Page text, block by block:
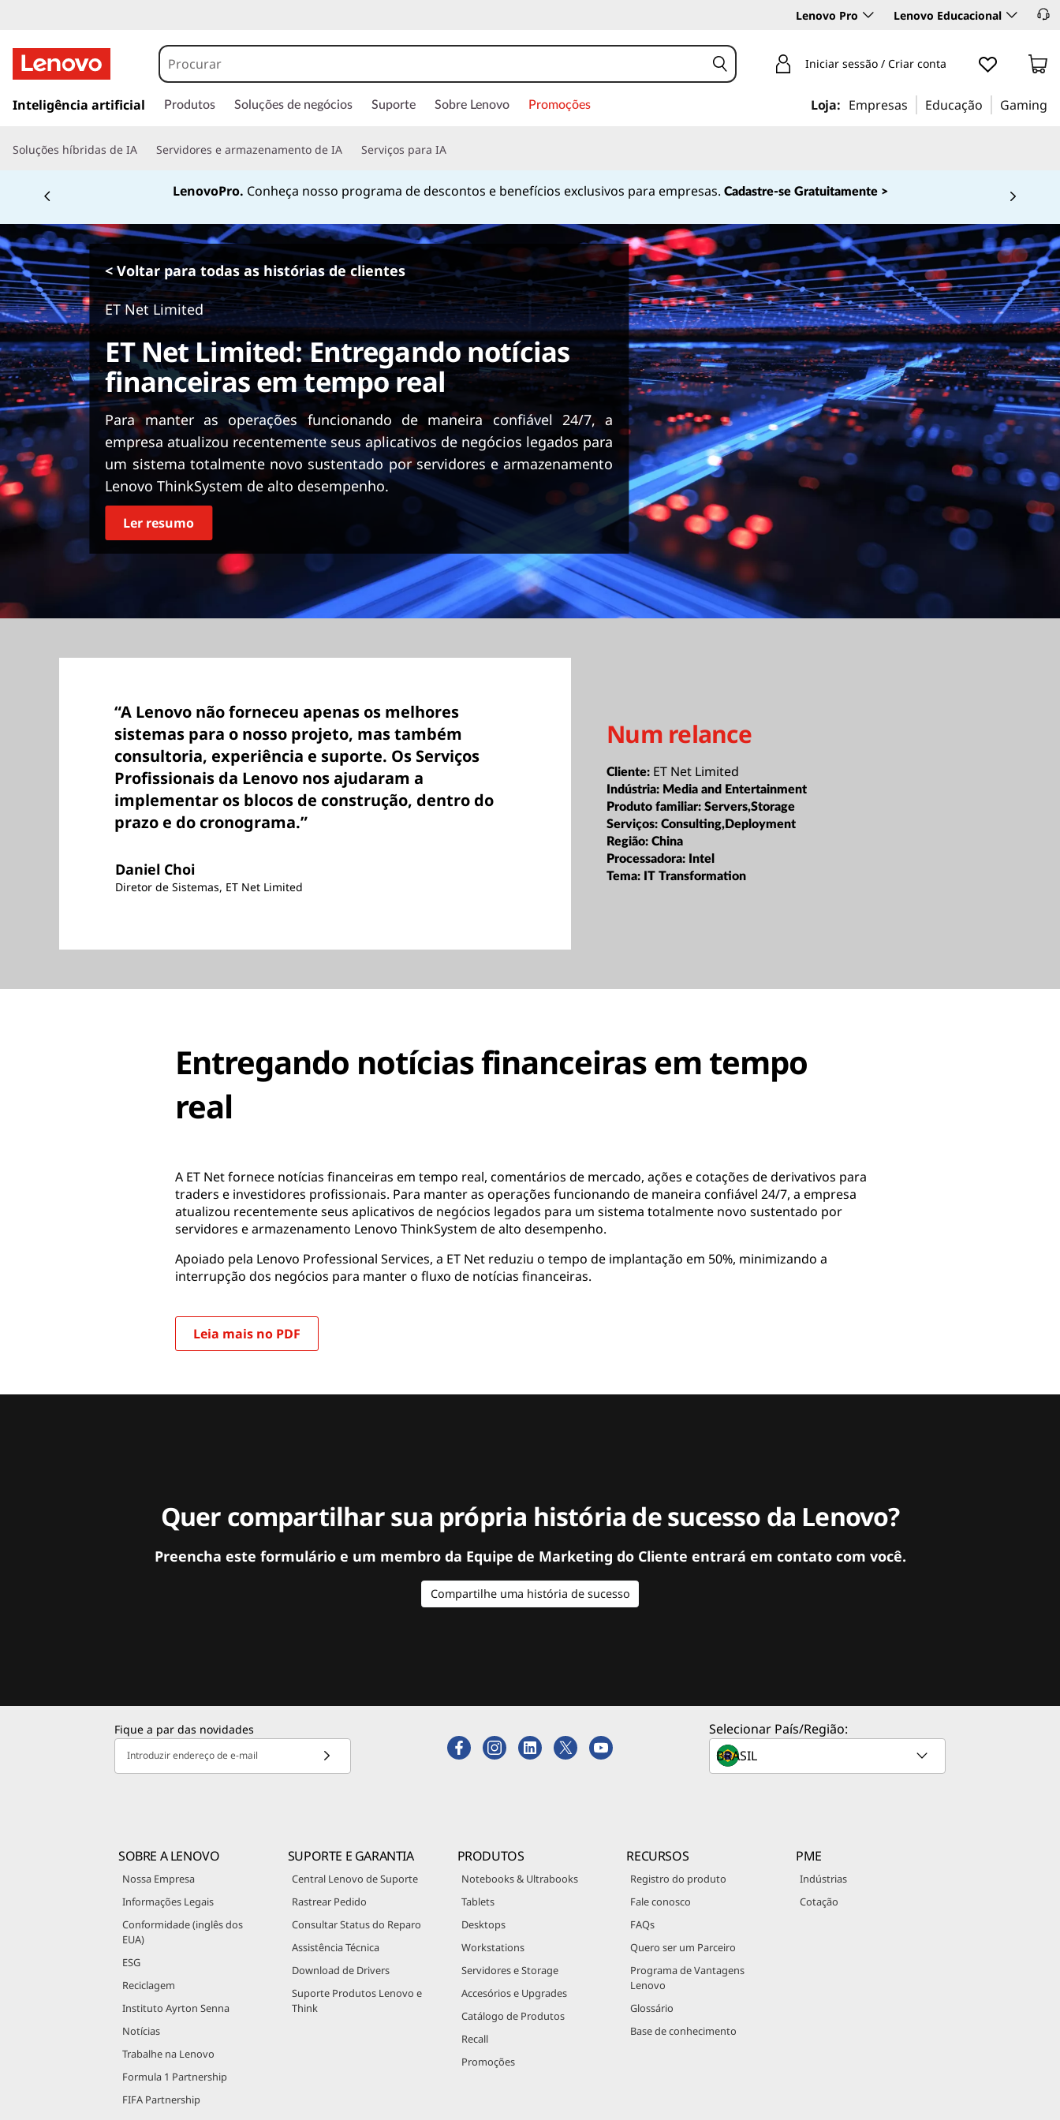
Lenovo Pro Lenovo Educacional
a
a
r
a
o
c
o
n
t
e
ú
d
o
p
r
c
i
p
Iniciar sessão / Criar conta
Inteligência artificial Produtos Soluções de negócios Suporte Sobre Lenovo Promoções Loja: Empresas Educação Gaming
Soluções híbridas de IA Servidores e armazenamento de IA Serviços para IA
LenovoPro. Conheça nosso programa de descontos e benefícios exclusivos para empresas. Cadastre-se Gratuitamente >
< Voltar para todas as histórias de clientes
ET Net Limited
ET Net Limited: Entregando notícias
financeiras em tempo real
Para manter as operações funcionando de maneira confiável 24/7, a
empresa atualizou recentemente seus aplicativos de negócios legados para
um sistema totalmente novo sustentado por servidores e armazenamento
Lenovo ThinkSystem de alto desempenho.
Ler resumo
“A Lenovo não forneceu apenas os melhores
sistemas para o nosso projeto, mas também
consultoria, experiência e suporte. Os Serviços
Profissionais da Lenovo nos ajudaram a
implementar os blocos de construção, dentro do
prazo e do cronograma.”
Daniel Choi
Diretor de Sistemas, ET Net Limited
Num relance
Cliente: ET Net Limited
Indústria: Media and Entertainment
Produto familiar:Servers,Storage
Serviços:Consulting,Deployment
Região:China
Processadora: Intel
Tema: IT Transformation
Entregando notícias financeiras em tempo
real
A ET Net fornece notícias financeiras em tempo real, comentários de mercado, ações e cotações de derivativos para
traders e investidores profissionais. Para manter as operações funcionando de maneira confiável 24/7, a empresa
atualizou recentemente seus aplicativos de negócios legados para um sistema totalmente novo sustentado por
servidores e armazenamento Lenovo ThinkSystem de alto desempenho.
Apoiado pela Lenovo Professional Services, a ET Net reduziu o tempo de implantação em 50%, minimizando a
interrupção dos negócios para manter o fluxo de notícias financeiras.
Leia mais no PDF
Quer compartilhar sua própria história de sucesso da Lenovo?
Preencha este formulário e um membro da Equipe de Marketing do Cliente entrará em contato com você.
Compartilhe uma história de sucesso
Fique a par das novidades
Introduzir endereço de e-mail
Selecionar País/Região:
SOBRE A LENOVO
Nossa Empresa
Informações Legais
Conformidade (inglês dos
EUA)
ESG
Reciclagem
Instituto Ayrton Senna
Notícias
Trabalhe na Lenovo
Formula 1 Partnership
FIFA Partnership
SUPORTE E GARANTIA
Central Lenovo de Suporte
Rastrear Pedido
Consultar Status do Reparo
Assistência Técnica
Download de Drivers
Suporte Produtos Lenovo e
Think
PRODUTOS
Notebooks & Ultrabooks
Tablets
Desktops
Workstations
Servidores e Storage
Accesórios e Upgrades
Catálogo de Produtos
Recall
Promoções
RECURSOS
Registro do produto
Fale conosco
FAQs
Quero ser um Parceiro
Programa de Vantagens
Lenovo
Glossário
Base de conhecimento
PME
Indústrias
Cotação